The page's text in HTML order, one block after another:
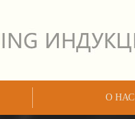
О НАС